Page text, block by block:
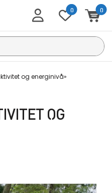
0 0
og energinivå»
OG